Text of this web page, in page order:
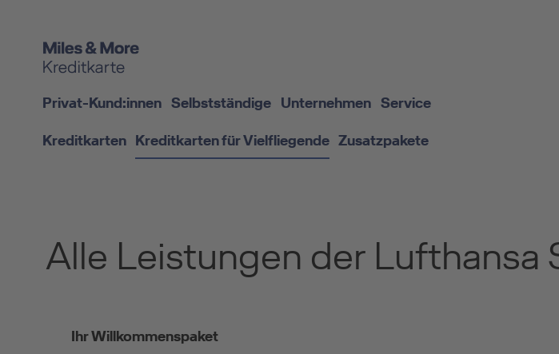
Direkt zur Suche
Direkt zum Hauptinhalt
Privat-Kund:innen Selbstständige Unternehmen Service
Kreditkarten Kreditkarten für Vielfliegende Zusatzpakete
Alle Leistungen der Lufthansa
Ihr Willkommenspaket